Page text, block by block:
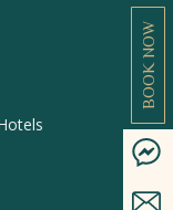
BOOK NOW